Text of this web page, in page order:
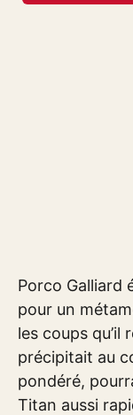
Porco Galliard
pour un
les coups qu’il
précipitait au
pondéré,
Titan aussi